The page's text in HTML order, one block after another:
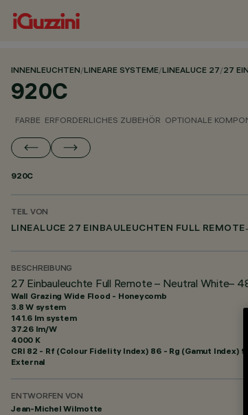
INNENLEUCHTEN/LINEARE SYSTEME/LINEALUCE 27/27
920C
FARBE ERFORDERLICHES ZUBEHÖR OPTIONALE
920C
TEIL VON
LINEALUCE 27 EINBAULEUCHTEN FULL REMOTE
BESCHREIBUNG
27 Einbauleuchte Full Remote – Neutral White–
Wall Grazing Wide Flood - Honeycomb
3.8 W system
141.6 lm system
37.26 lm/W
4000 K
CRI 82 - Rf (Colour Fidelity Index) 86 - Rg (Gamut Index) 95
External
ENTWORFEN VON
Jean-Michel Wilmotte